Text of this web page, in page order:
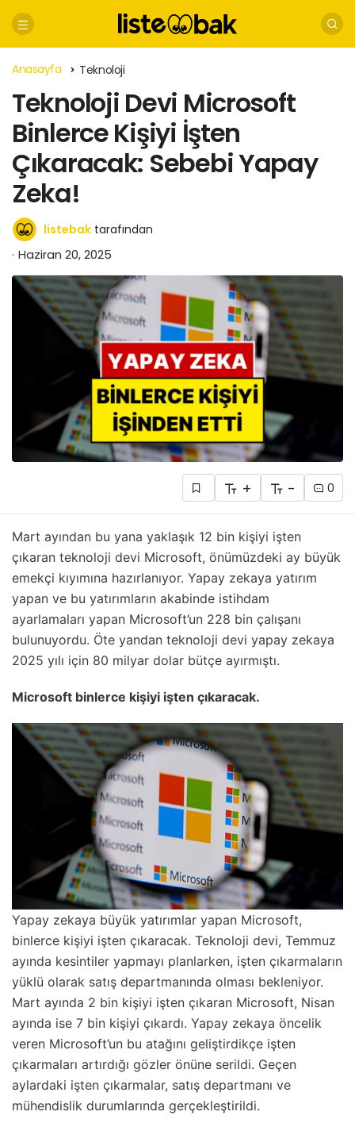
Anasayfa Teknoloji
Teknoloji Devi Microsoft
Binlerce Kişiyi İşten
Çıkaracak: Sebebi Yapay
Zeka!
listebak tarafından
Haziran 20, 2025
+ - 0
Mart ayından bu yana yaklaşık 12 bin kişiyi işten
çıkaran teknoloji devi Microsoft, önümüzdeki ay büyük
emekçi kıyımına hazırlanıyor. Yapay zekaya yatırım
yapan ve bu yatırımların akabinde istihdam
ayarlamaları yapan Microsoft’un 228 bin çalışanı
bulunuyordu. Öte yandan teknoloji devi yapay zekaya
2025 yılı için 80 milyar dolar bütçe ayırmıştı.
Microsoft binlerce kişiyi işten çıkaracak.
Yapay zekaya büyük yatırımlar yapan Microsoft,
binlerce kişiyi işten çıkaracak. Teknoloji devi, Temmuz
ayında kesintiler yapmayı planlarken, işten çıkarmaların
yüklü olarak satış departmanında olması bekleniyor.
Mart ayında 2 bin kişiyi işten çıkaran Microsoft, Nisan
ayında ise 7 bin kişiyi çıkardı. Yapay zekaya öncelik
veren Microsoft’un bu atağını geliştirdikçe işten
çıkarmaları artırdığı gözler önüne serildi. Geçen
aylardaki işten çıkarmalar, satış departmanı ve
mühendislik durumlarında gerçekleştirildi.